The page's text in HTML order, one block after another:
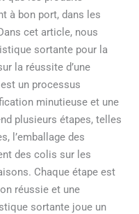
à bon port, dans les
cet article, nous
sortante pour la
la réussite d’une
un processus
minutieuse et une
plusieurs étapes, telles
l’emballage des
des colis sur les
Chaque étape est
réussie et une
sortante joue un